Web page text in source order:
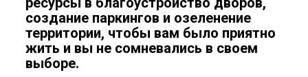
создание паркингов и озеленение
территории, чтобы вам было приятно
жить и вы не сомневались в своем
выборе.